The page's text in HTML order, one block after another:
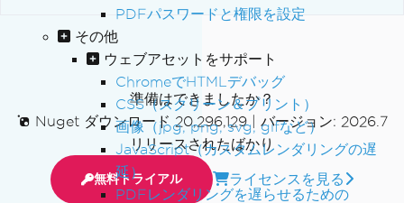
PDFパスワードと権限を設定
その他
ウェブアセットをサポート
ChromeでHTMLデバッグ
CSS（スクリーン＆プリント）
画像（jpg, png, svg, gifなど）
JavaScript（カスタムレンダリングの遅
延）
PDFレンダリングを遅らせるための
準備はできましたか？
Nuget ダウンロード 20,296,129| バージョン: 2026.7
リリースされたばかり
無料トライアル ライセンスを見る